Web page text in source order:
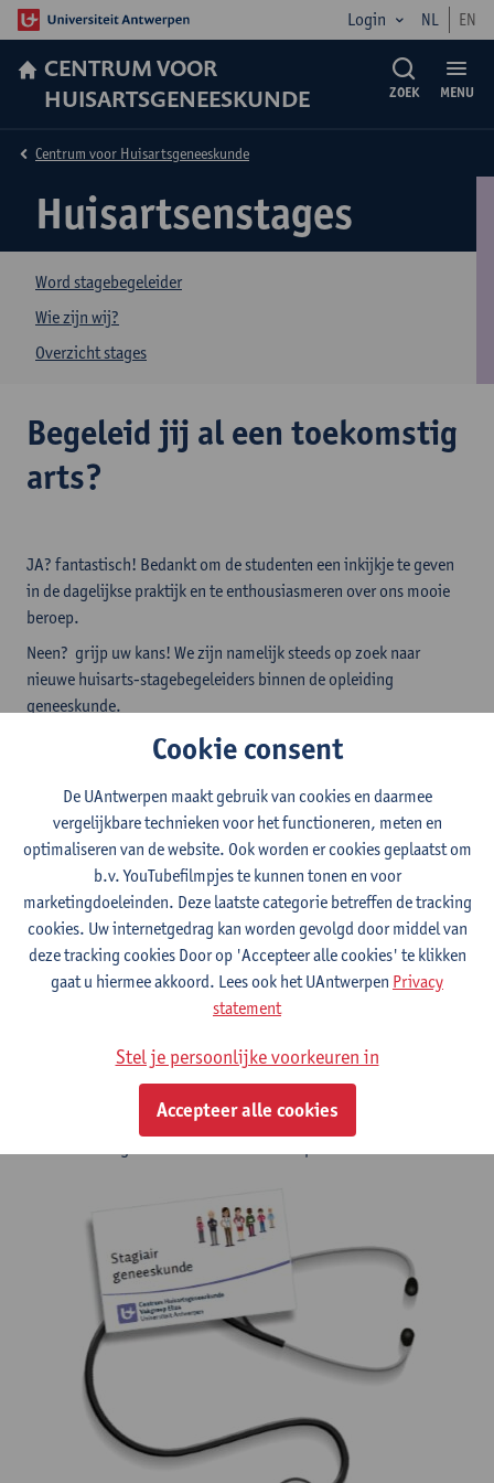
Login NL EN
CENTRUM VOOR
HUISARTSGENEESKUNDE
MENU
ZOEK
Huisartsenstages
Centrum voor Huisartsgeneeskunde
Word stagebegeleider
Wie zijn wij?
Overzicht stages
Begeleid jij al een toekomstig
arts?
JA? fantastisch! Bedankt om de studenten een inkijkje te geven
in de dagelijkse praktijk en te enthousiasmeren over ons mooie
beroep.
Neen? grijp uw kans! We zijn namelijk steeds op zoek naar
nieuwe huisarts-stagebegeleiders binnen de opleiding
geneeskunde.
Huisartsen vormen de hoeksteen in de gezondheidszorg.
tot arts. Uit onderzoek blijkt dat de stages de plek zijn waar
studenten kiezen voor een bepaalde richting. Steeds meer
studenten kiezen bewust en overtuigd voor een opleiding tot
huisarts. Die trend zien we ook aan de Universiteit Antwerpen,
waar we kwalitatieve stageplekken in de huisartsenpraktijken
kunnen en willen (blijven) aanbieden.
Daarom hebben we voortdurend nood aan betrokken en
enthousiaste stagebegeleiders. Op deze website kun je lezen wat
we van de stagebegeleider verwachten en vooral ook, wat de
voordelen zijn voor jou als stagebegeleider.
Neem gerust contact met ons op bij verdere vragen of voor een
kennismakingsgesprek,
Cookie consent
De UAntwerpen maakt gebruik van cookies en daarmee
vergelijkbare technieken voor het functioneren, meten en
optimaliseren van de website. Ook worden er cookies geplaatst om
b.v. YouTubefilmpjes te kunnen tonen en voor
marketingdoeleinden. Deze laatste categorie betreffen de tracking
cookies. Uw internetgedrag kan worden gevolgd door middel van
deze tracking cookies Door op 'Accepteer alle cookies' te klikken
gaat u hiermee akkoord. Lees ook het UAntwerpen Privacy
statement
Stel je persoonlijke voorkeuren in
Accepteer alle cookies